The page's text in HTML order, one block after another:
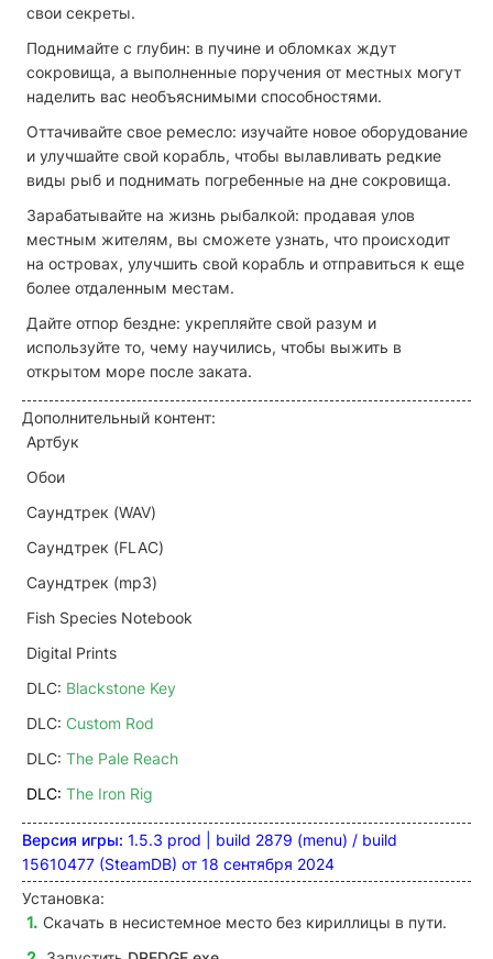
свои секреты.
Поднимайте с глубин: в пучине и обломках ждут
сокровища, а выполненные поручения от местных могут
наделить вас необъяснимыми способностями.
Оттачивайте свое ремесло: изучайте новое оборудование
и улучшайте свой корабль, чтобы вылавливать редкие
виды рыб и поднимать погребенные на дне сокровища.
Зарабатывайте на жизнь рыбалкой: продавая улов
местным жителям, вы сможете узнать, что происходит
на островах, улучшить свой корабль и отправиться к еще
более отдаленным местам.
Дайте отпор бездне: укрепляйте свой разум и
используйте то, чему научились, чтобы выжить в
открытом море после заката.
Дополнительный контент:
Артбук
Обои
Саундтрек (WAV)
Саундтрек (FLAC)
Саундтрек (mp3)
Fish Species Notebook
Digital Prints
DLC: Blackstone Key
DLC: Custom Rod
DLC: The Pale Reach
DLC: The Iron Rig
Версия игры: 1.5.3 prod | build 2879 (menu) / build
15610477 (SteamDB) от 18 сентября 2024
Установка:
Скачать в несистемное место без кириллицы в пути.